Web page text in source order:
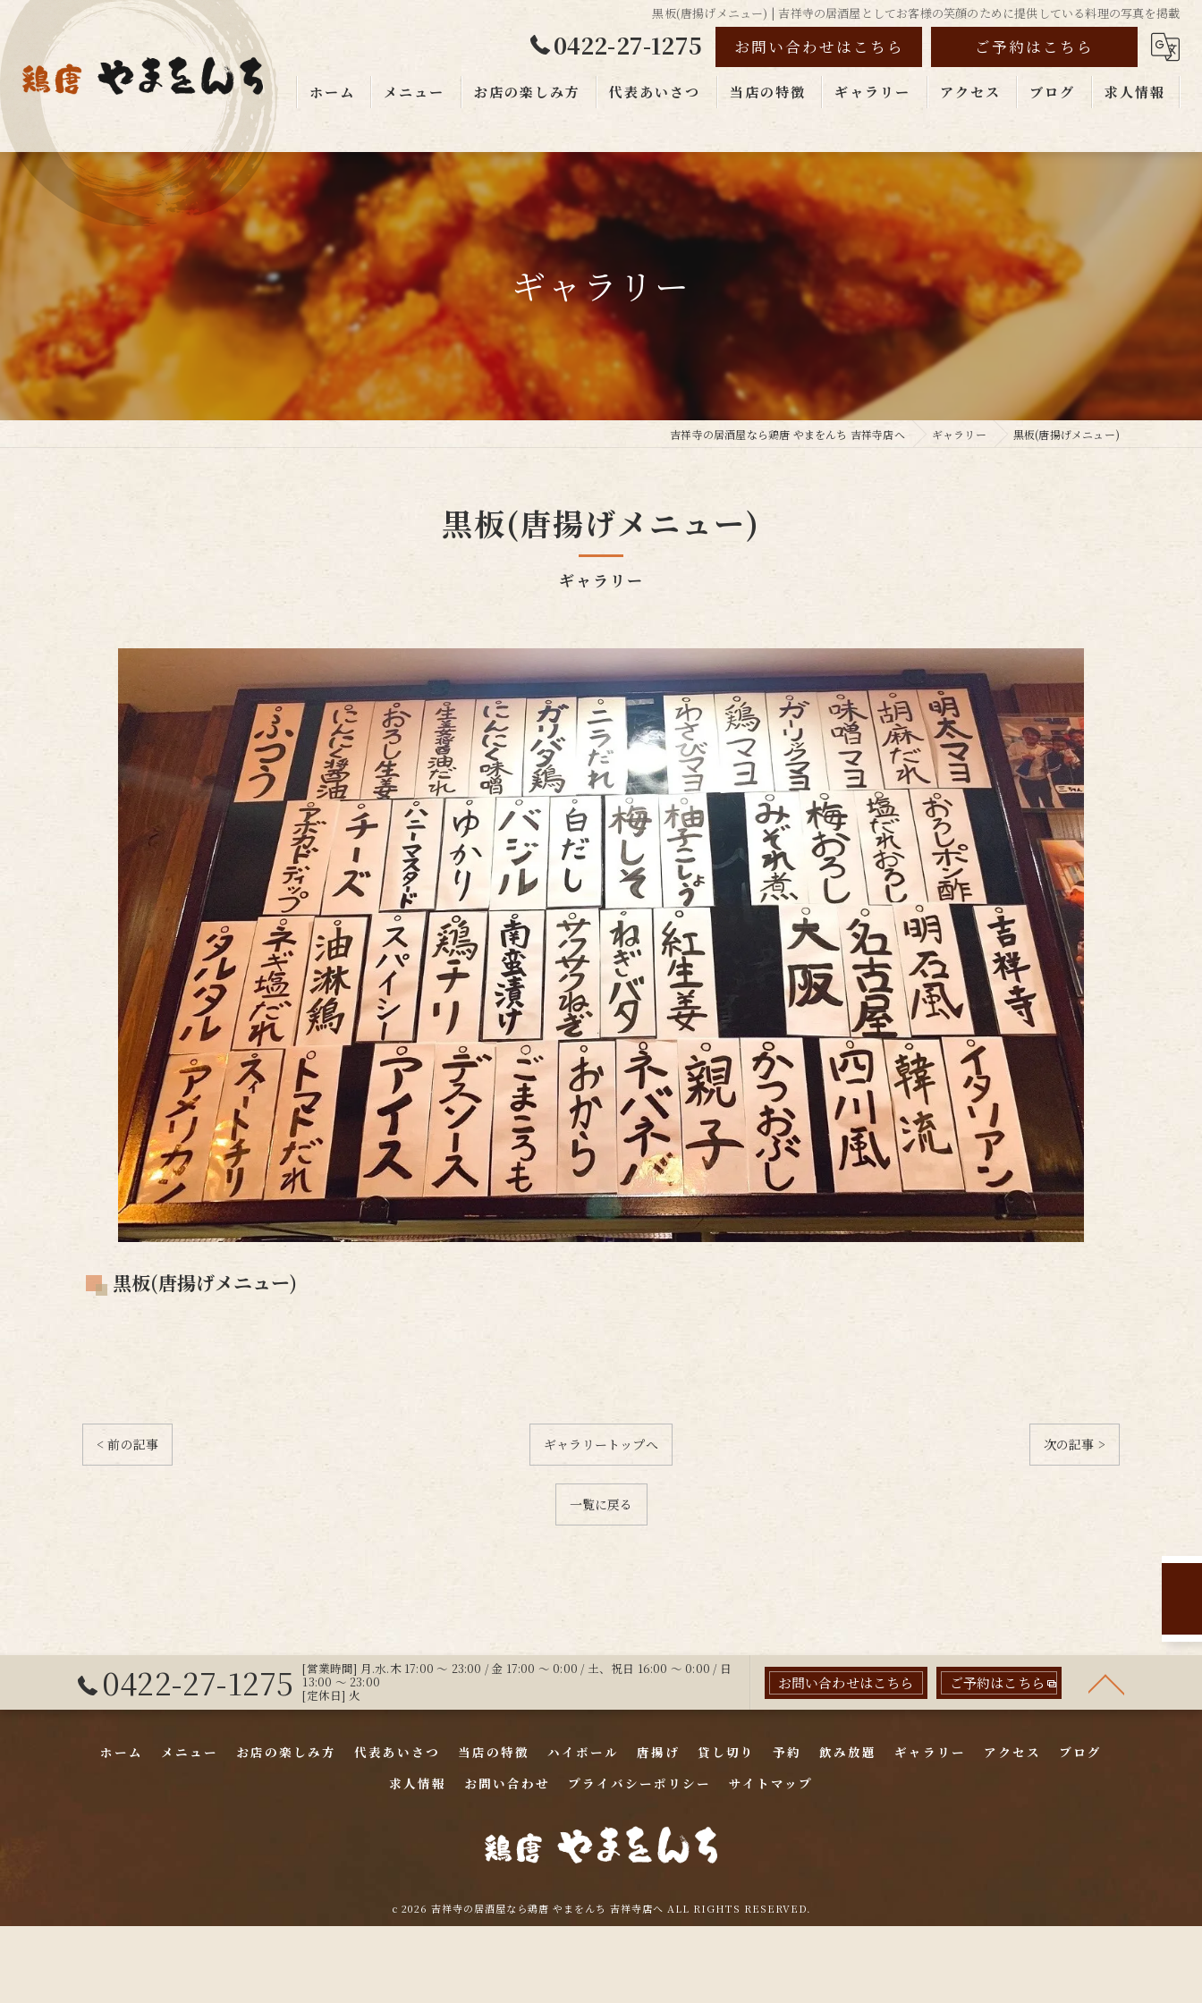
黒板(唐揚げメニュー) | 吉祥寺の居酒屋としてお客様の笑顔のために提供している料理の写真を掲載
0422-27-1275 お問い合わせはこちら ご予約はこちら
ホーム メニュー お店の楽しみ方 代表あいさつ 当店の特徴
ハイボール
唐揚げ
貸し切り
飲み放題
ギャラリー アクセス ブログ 求人情報
ギャラリー
吉祥寺の居酒屋なら鶏唐 やまをんち 吉祥寺店へ ギャラリー 黒板(唐揚げメニュー)
ギャラリー
黒板(唐揚げメニュー)
黒板(唐揚げメニュー)
< 前の記事 ギャラリートップへ 次の記事 >
一覧に戻る
0422-27-1275
[営業時間] 月.水.木 17:00 〜 23:00 / 金 17:00 ～ 0:00 / 土、祝日 16:00 ～ 0:00 / 日
13:00 ～ 23:00
[定休日] 火
お問い合わせはこちら ご予約はこちら
ホーム メニュー お店の楽しみ方 代表あいさつ 当店の特徴 ハイボール 唐揚げ 貸し切り 予約 飲み放題 ギャラリー アクセス
ブログ
求人情報
お問い合わせ プライバシーポリシー サイトマップ
c 2026 吉祥寺の居酒屋なら鶏唐 やまをんち 吉祥寺店へ ALL RIGHTS RESERVED.